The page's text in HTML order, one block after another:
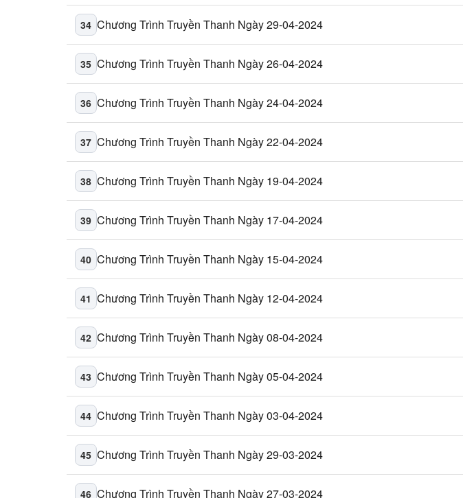
34 Chương Trình Truyền Thanh Ngày 29-04-2024
35 Chương Trình Truyền Thanh Ngày 26-04-2024
36 Chương Trình Truyền Thanh Ngày 24-04-2024
37 Chương Trình Truyền Thanh Ngày 22-04-2024
38 Chương Trình Truyền Thanh Ngày 19-04-2024
39 Chương Trình Truyền Thanh Ngày 17-04-2024
40 Chương Trình Truyền Thanh Ngày 15-04-2024
41 Chương Trình Truyền Thanh Ngày 12-04-2024
42 Chương Trình Truyền Thanh Ngày 08-04-2024
43 Chương Trình Truyền Thanh Ngày 05-04-2024
44 Chương Trình Truyền Thanh Ngày 03-04-2024
45 Chương Trình Truyền Thanh Ngày 29-03-2024
46 Chương Trình Truyền Thanh Ngày 27-03-2024